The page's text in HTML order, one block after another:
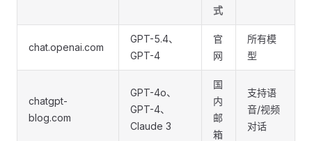
式
chat.openai.com
GPT-5.4、
GPT-4
官
网
所有模
型
chatgpt-
blog.com
GPT-4o、
GPT-4、
Claude 3
国
内
邮
箱
支持语
音/视频
对话